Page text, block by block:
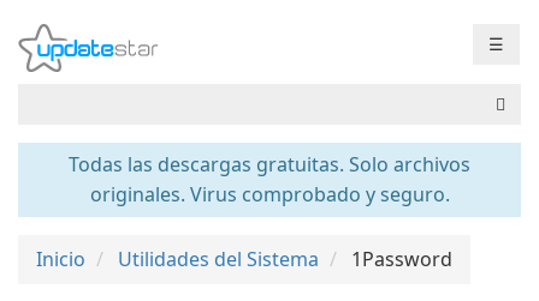
☰
Todas las descargas gratuitas. Solo archivos
originales. Virus comprobado y seguro.
Inicio Utilidades del Sistema 1Password